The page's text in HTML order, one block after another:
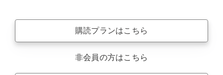
購読プランはこちら
非会員の方はこちら